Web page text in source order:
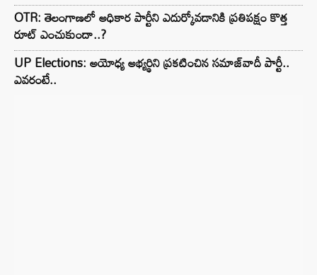
OTR: తెలంగాణలో అధికార పార్టీని ఎదుర్కోవడానికి ప్రతిపక్షం కొత్త
రూట్‌ ఎంచుకుందా..?
UP Elections: అయోధ్య అభ్యర్థిని ప్రకటించిన సమాజ్‌వాదీ పార్టీ..
ఎవరంటే..